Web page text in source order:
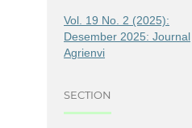
Vol. 19 No. 2 (2025):
Desember 2025: Journal
Agrienvi
SECTION